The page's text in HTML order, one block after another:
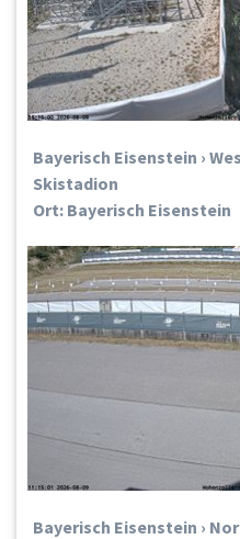
Bayerisch Eisenstein ›
Skistadion
Ort: Bayerisch Eisenstein
Bayerisch Eisenstein ›